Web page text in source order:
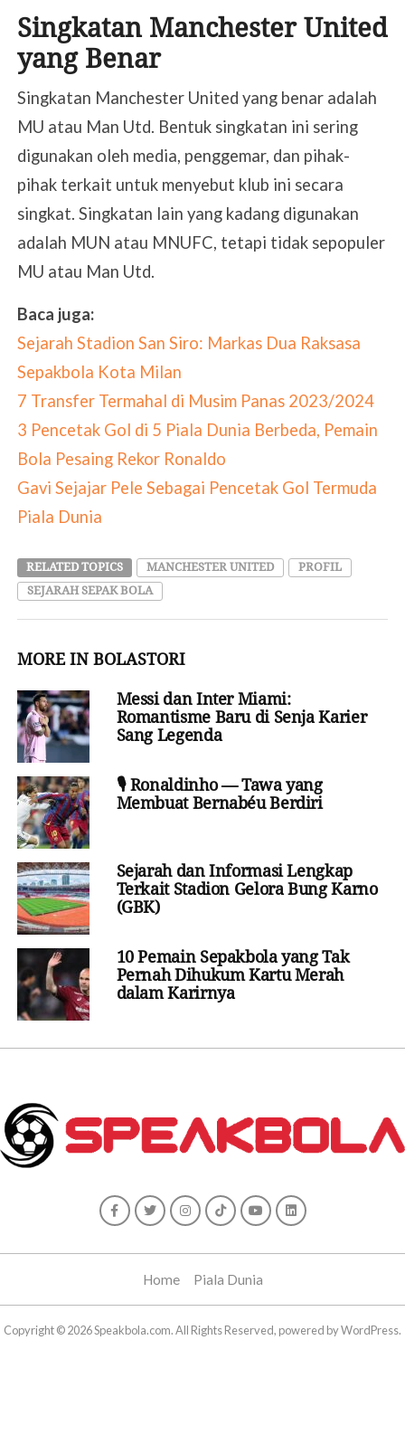
Singkatan Manchester United
yang Benar
Singkatan Manchester United yang benar adalah
MU atau Man Utd. Bentuk singkatan ini sering
digunakan oleh media, penggemar, dan pihak-
pihak terkait untuk menyebut klub ini secara
singkat. Singkatan lain yang kadang digunakan
adalah MUN atau MNUFC, tetapi tidak sepopuler
MU atau Man Utd.
Baca juga:
Sejarah Stadion San Siro: Markas Dua Raksasa
Sepakbola Kota Milan
7 Transfer Termahal di Musim Panas 2023/2024
3 Pencetak Gol di 5 Piala Dunia Berbeda, Pemain
Bola Pesaing Rekor Ronaldo
Gavi Sejajar Pele Sebagai Pencetak Gol Termuda
Piala Dunia
RELATED TOPICS MANCHESTER UNITED
PROFIL
SEJARAH SEPAK BOLA
MORE IN BOLASTORI
Messi dan Inter Miami:
Romantisme Baru di Senja Karier
Sang Legenda
🎙️ Ronaldinho — Tawa yang
Membuat Bernabéu Berdiri
Sejarah dan Informasi Lengkap
Terkait Stadion Gelora Bung Karno
(GBK)
10 Pemain Sepakbola yang Tak
Pernah Dihukum Kartu Merah
dalam Karirnya
Home Piala Dunia
Copyright © 2026 Speakbola.com. All Rights Reserved, powered by WordPress.